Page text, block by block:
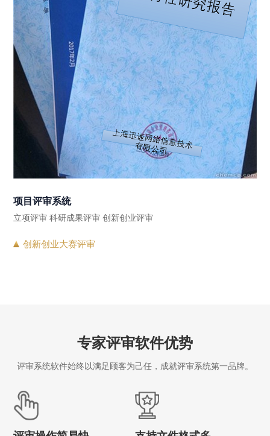
项目评审系统
立项评审 科研成果评审 创新创业评审
创新创业大赛评审
专家评审软件优势
评审系统软件始终以满足顾客为己任，成就评审系统第一品牌。